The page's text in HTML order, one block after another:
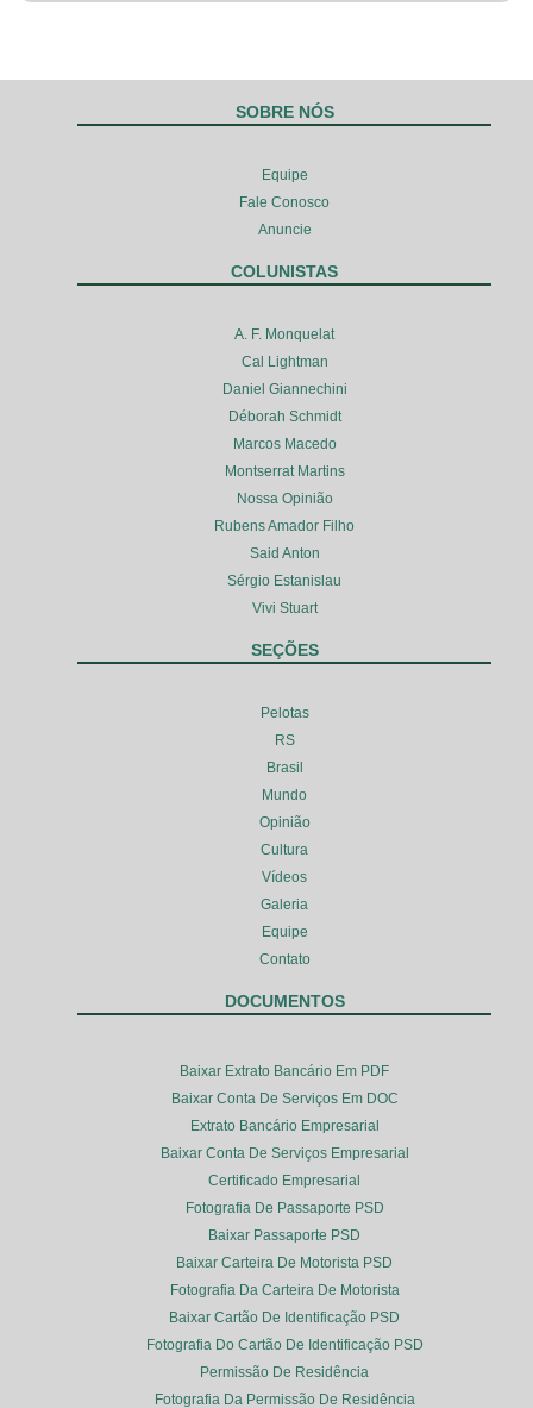
SOBRE NÓS
Equipe
Fale Conosco
Anuncie
COLUNISTAS
A. F. Monquelat
Cal Lightman
Daniel Giannechini
Déborah Schmidt
Marcos Macedo
Montserrat Martins
Nossa Opinião
Rubens Amador Filho
Said Anton
Sérgio Estanislau
Vivi Stuart
SEÇÕES
Pelotas
RS
Brasil
Mundo
Opinião
Cultura
Vídeos
Galeria
Equipe
Contato
DOCUMENTOS
Baixar Extrato Bancário Em PDF
Baixar Conta De Serviços Em DOC
Extrato Bancário Empresarial
Baixar Conta De Serviços Empresarial
Certificado Empresarial
Fotografia De Passaporte PSD
Baixar Passaporte PSD
Baixar Carteira De Motorista PSD
Fotografia Da Carteira De Motorista
Baixar Cartão De Identificação PSD
Fotografia Do Cartão De Identificação PSD
Permissão De Residência
Fotografia Da Permissão De Residência